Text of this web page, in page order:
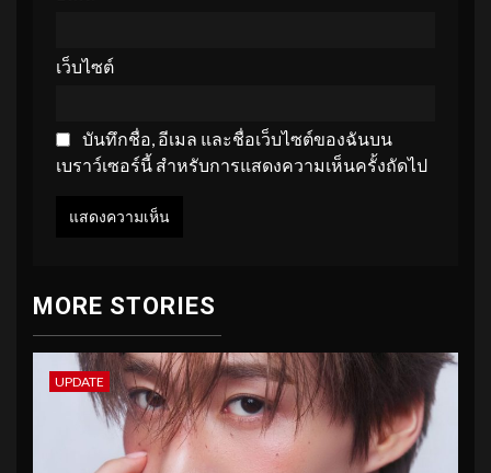
เว็บไซต์
บันทึกชื่อ, อีเมล และชื่อเว็บไซต์ของฉันบน
เบราว์เซอร์นี้ สำหรับการแสดงความเห็นครั้งถัดไป
MORE STORIES
UPDATE